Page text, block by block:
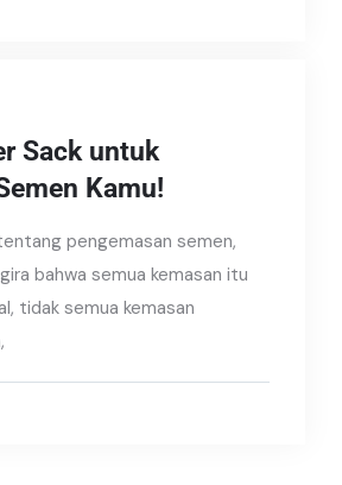
Sack untuk
Kamu!
pengemasan semen,
bahwa semua kemasan itu
tidak semua kemasan